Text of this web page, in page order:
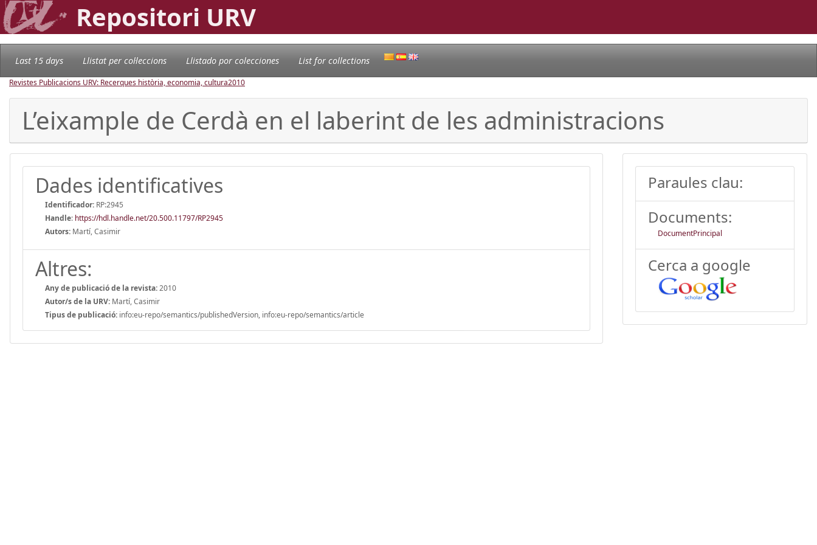
Repositori URV
Last 15 days Llistat per col·leccions Llistado por colecciones List for collections
Revistes Publicacions URV: Recerques història, economia, cultura2010
L’eixample de Cerdà en el laberint de les administracions
Dades identificatives
Identificador: RP:2945
Handle: https://hdl.handle.net/20.500.11797/RP2945
Autors: Martí, Casimir
Altres:
Any de publicació de la revista:2010
Autor/s de la URV: Martí, Casimir
Tipus de publicació: info:eu-repo/semantics/publishedVersion, info:eu-repo/semantics/article
Paraules clau:
Documents:
DocumentPrincipal
Cerca a google